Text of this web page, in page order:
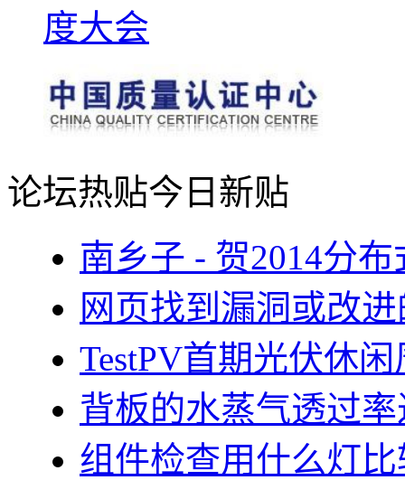
论坛热贴今日新贴
南乡子 - 贺2014分
网页找到漏洞或改
TestPV首期光伏休
背板的水蒸气透过
组件检查用什么灯